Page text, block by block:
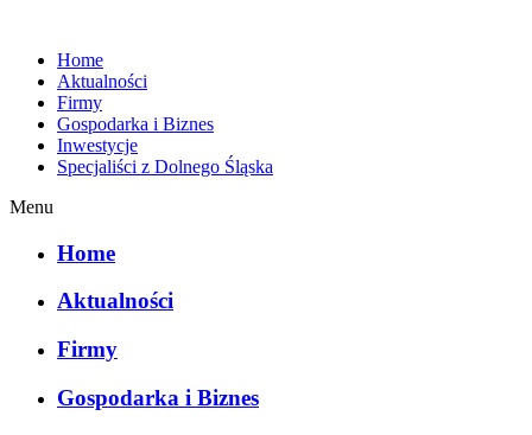
Home
Aktualności
Firmy
Gospodarka i Biznes
Inwestycje
Specjaliści z Dolnego Śląska
Menu
Home
Aktualności
Firmy
Gospodarka i Biznes